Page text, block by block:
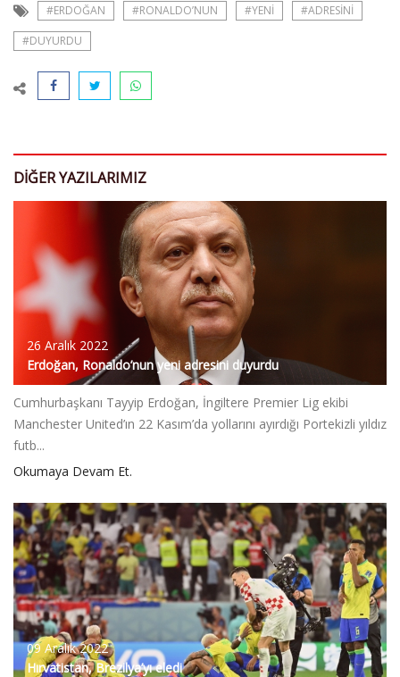
#ERDOĞAN #RONALDO’NUN #YENI
#ADRESINI
#DUYURDU
DIĞER YAZILARIMIZ
26 Aralık 2022
Erdoğan, Ronaldo’nun yeni adresini duyurdu
Cumhurbaşkanı Tayyip Erdoğan, İngiltere Premier Lig ekibi
Manchester United’ın 22 Kasım’da yollarını ayırdığı Portekizli yıldız
futb...
Okumaya Devam Et.
09 Aralık 2022
Hırvatistan, Brezilya’yı eledi